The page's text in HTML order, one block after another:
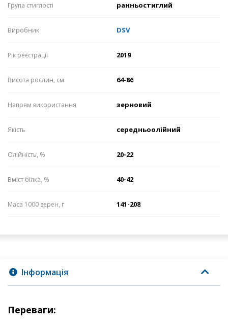
Група стиглості ранньостиглий
Виробник DSV
Рік реєстрації 2019
Висота рослин, см 64-86
Напрям використання зерновий
Якість середньоолійний
Олійність, % 20-22
Вміст білка, % 40-42
Маса 1000 зерен, г 141-208
Інформація
Переваги: